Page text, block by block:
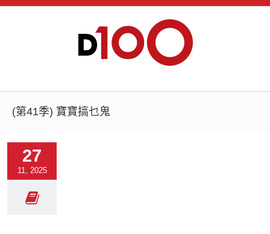
(第41季) 寶寶搞乜鬼
27
11, 2025